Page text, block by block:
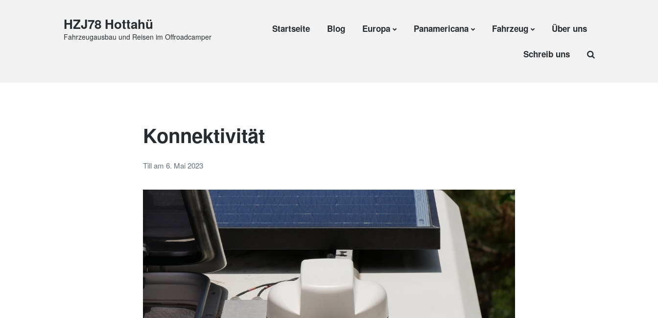
HZJ78 Hottahü
Fahrzeugausbau und Reisen im Offroadcamper
Startseite Blog Europa Panamericana Fahrzeug Über uns
Schreib uns
Konnektivität
Tillam 6. Mai 2023